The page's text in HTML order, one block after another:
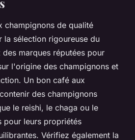
champignons de qualité
la sélection rigoureuse du
marques réputées pour
l'origine des champignons et
Un bon café aux
des champignons
le reishi, le chaga ou le
pour leurs propriétés
Vérifiez également la